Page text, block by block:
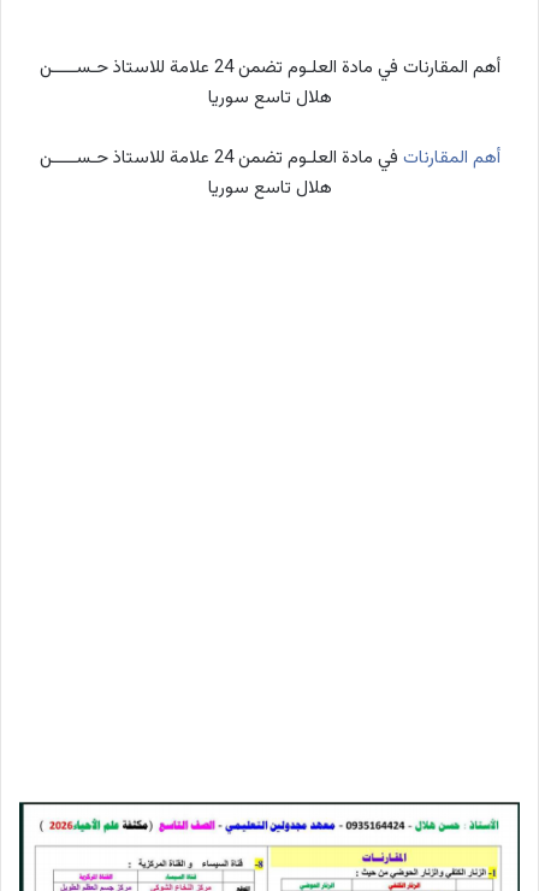
أهم المقارنات في مادة العلـوم تضمن 24 علامة للاستاذ حـســـــن
هلال تاسع سوريا
أهم المقارنات
في مادة العلـوم تضمن 24 علامة للاستاذ حـســـــن
هلال تاسع سوريا